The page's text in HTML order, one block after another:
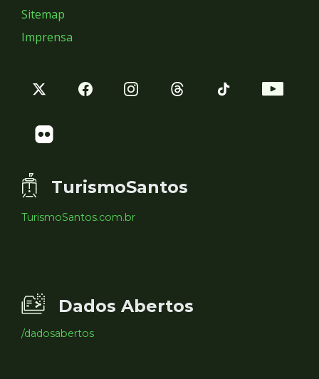
Sitemap
Imprensa
TurismoSantos
TurismoSantos.com.br
Dados Abertos
/dadosabertos